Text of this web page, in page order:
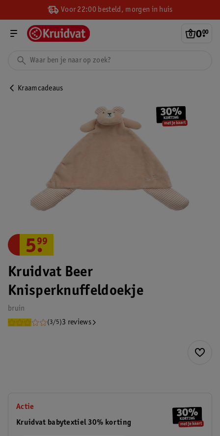
Voor 22:00 besteld, morgen in huis
0.
00
Kraamcadeaus
Kruidvat Beer
Knisperknuffeldoekje
bruin
(3/5)3 reviews
5.
99
Actie
Kruidvat babytextiel 30% korting